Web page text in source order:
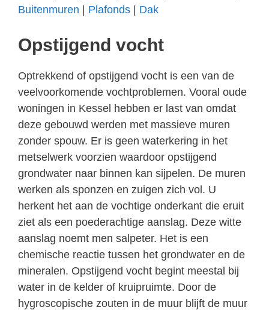
Buitenmuren
Plafonds Dak
Opstijgend vocht
Optrekkend of opstijgend vocht is een van de
veelvoorkomende vochtproblemen. Vooral oude
woningen in Kessel hebben er last van omdat
deze gebouwd werden met massieve muren
zonder spouw. Er is geen waterkering in het
metselwerk voorzien waardoor opstijgend
grondwater naar binnen kan sijpelen. De muren
werken als sponzen en zuigen zich vol. U
herkent het aan de vochtige onderkant die eruit
ziet als een poederachtige aanslag. Deze witte
aanslag noemt men salpeter. Het is een
chemische reactie tussen het grondwater en de
mineralen. Opstijgend vocht begint meestal bij
water in de kelder of kruipruimte. Door de
hygroscopische zouten in de muur blijft de muur